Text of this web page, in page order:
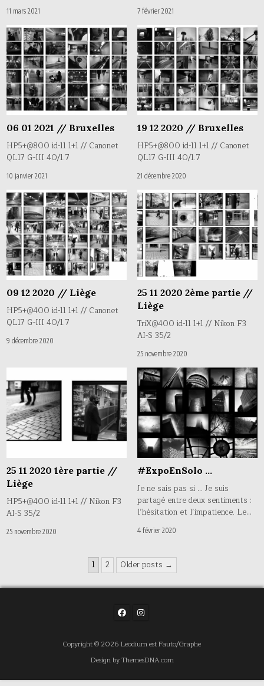
11 mars 2021 7 février 2021
06 01 2021 // Bruxelles
HP5+@800 id-11 1+1 // Canonet
QL17 G-III 40/1.7
10 janvier 2021
19 12 2020 // Bruxelles
HP5+@800 id-11 1+1 // Canonet
QL17 G-III 40/1.7
21 décembre 2020
09 12 2020 // Liège
HP5+@400 id-11 1+1 // Canonet
QL17 G-III 40/1.7
9 décembre 2020
25 11 2020 2ème partie //
Liège
TriX@400 id-11 1+1 // Nikon F3
AI-S 35/2
25 novembre 2020
25 11 2020 1ère partie //
Liège
HP5+@400 id-11 1+1 // Nikon F3
AI-S 35/2
25 novembre 2020
#ExpoEnSolo …
Je ne sais pas si … Je suis
partagé entre deux sentiments :
l’hésitation et l’impatience. Le…
4 février 2020
Pagination
des
1 2 Older posts →
Copyright © 2026 Leodium est Fauto/Graphe
Design by ThemesDNA.com